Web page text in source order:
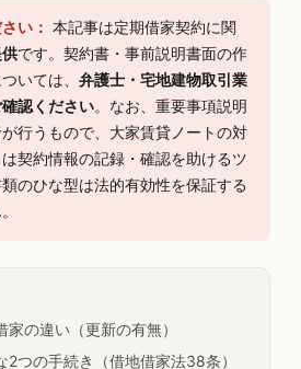
い： 本記事は定期借家契約に関
です。契約書・事前説明書面の作
いては、 弁護士・宅地建物取引業
認ください。なお、重要事項説明
行うもので、大家賃貸ノートの対
契約情報の記録・確認を助けるツ
のひな型は法的有効性を保証する
の違い（更新の有無）
2つの手続き（借地借家法38条）